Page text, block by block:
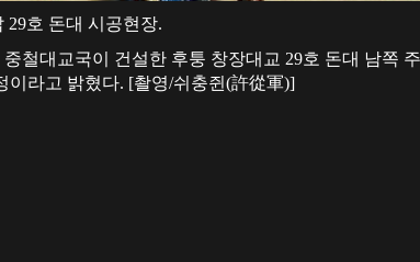
29호 돈대 시공현장.
철대교국이 건설한 후퉁 창장대교 29호 돈대 남쪽
이라고 밝혔다. [촬영/쉬충쥔(許從軍)]